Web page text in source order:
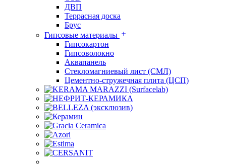
ДВП
Террасная доска
Брус
Гипсовые материалы
Гипсокартон
Гипсоволокно
Аквапанель
Стекломагниевый лист (СМЛ)
Цементно-стружечная плита (ЦСП)